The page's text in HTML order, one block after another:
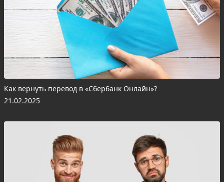
Как вернуть перевод в «Сбербанк Онлайн»?
21.02.2025